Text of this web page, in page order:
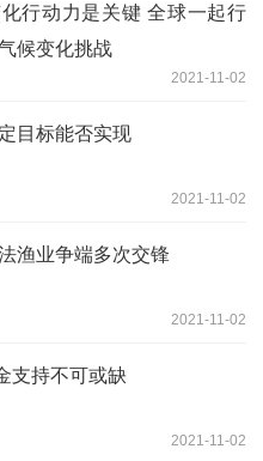
行动力是关键 全球一起行
候变化挑战
2021-11-02
目标能否实现
2021-11-02
渔业争端多次交锋
2021-11-02
支持不可或缺
2021-11-02